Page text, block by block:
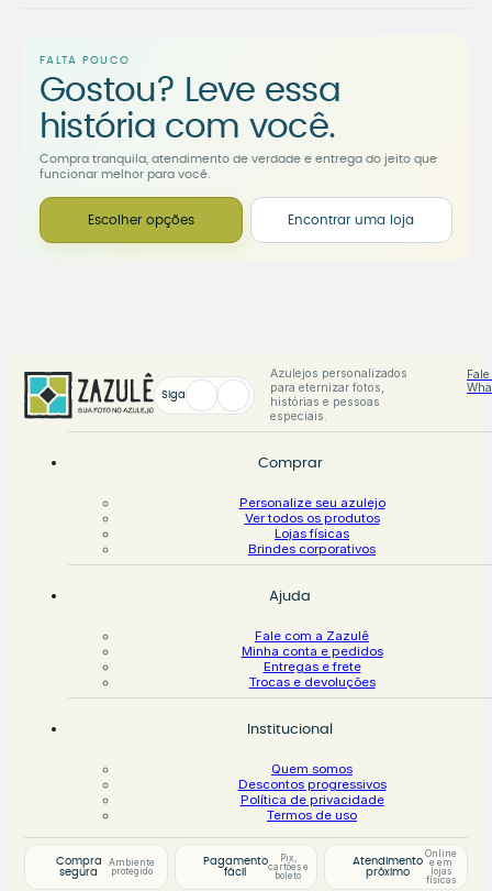
FALTA POUCO
Gostou? Leve essa
história com você.
Compra tranquila, atendimento de verdade e entrega do jeito que
funcionar melhor para você.
Escolher opções Encontrar uma loja
Siga
Azulejos personalizados
para eternizar fotos,
histórias e pessoas
especiais.
Comprar
Personalize seu azulejo
Ver todos os produtos
Lojas físicas
Brindes corporativos
Ajuda
Fale com a Zazulê
Minha conta e pedidos
Entregas e frete
Trocas e devoluções
Institucional
Quem somos
Descontos progressivos
Política de privacidade
Termos de uso
Compra
segura
Ambiente
protegido
Pagamento
fácil
Pix,
cartões e
boleto
Atendimento
próximo
Online
e em
lojas
físicas